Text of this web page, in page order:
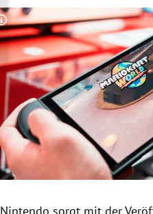
Untermenü
Untermenü
Untermenü
Untermenü
Untermenü
Untermenü
Untermenü
Copyright-Hinweis öffnen/
Nintendo sorgt mit der